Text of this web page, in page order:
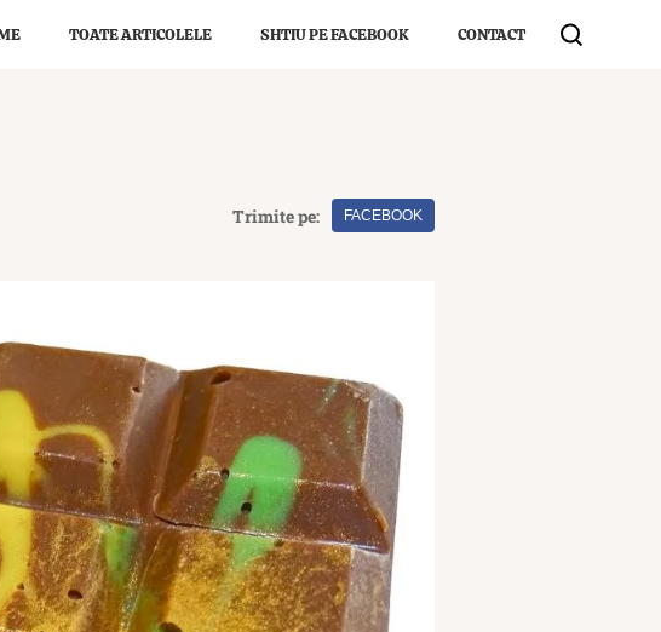
TOATE ARTICOLELE SHTIU PE FACEBOOK CONTACT
Trimite pe: FACEBOOK